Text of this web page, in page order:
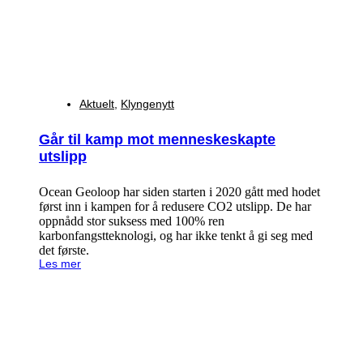
Aktuelt Klyngenytt
Går til kamp mot menneskeskapte
utslipp
Ocean Geoloop har siden starten i 2020 gått med hodet
først inn i kampen for å redusere CO2 utslipp. De har
oppnådd stor suksess med 100% ren
karbonfangstteknologi, og har ikke tenkt å gi seg med
det første.
Les mer